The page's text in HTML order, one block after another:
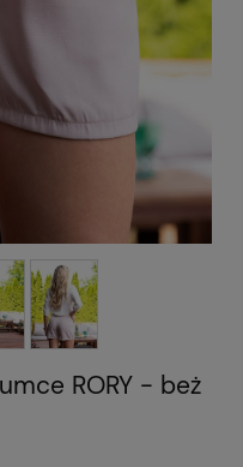
RORY - beż